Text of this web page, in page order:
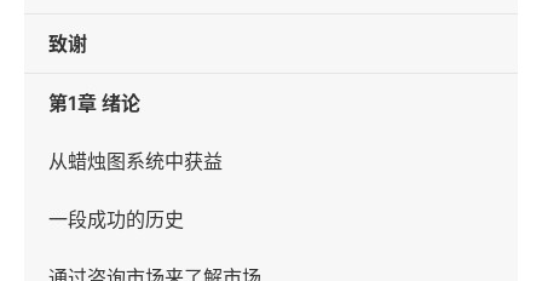
致谢
第1章 绪论
从蜡烛图系统中获益
一段成功的历史